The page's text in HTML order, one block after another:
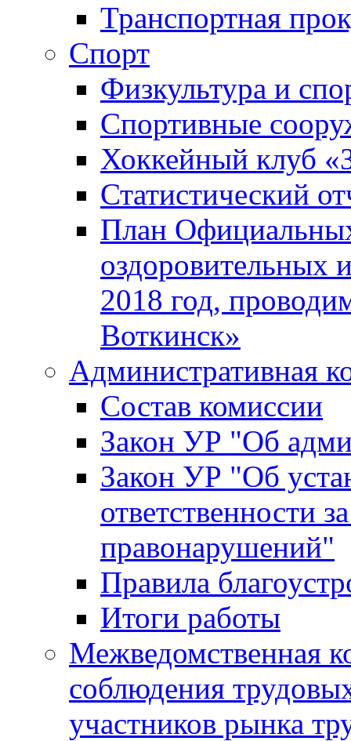
Транспортная
Спорт
Физкультура и
Спортивные
Хоккейный клуб
Статистический
План
оздоровительных
2018 год,
Воткинск»
Административная
Состав комиссии
Закон УР "Об
Закон УР "Об
ответственности
правонарушений"
Правила
Итоги работы
Межведомственная
соблюдения
участников рынка